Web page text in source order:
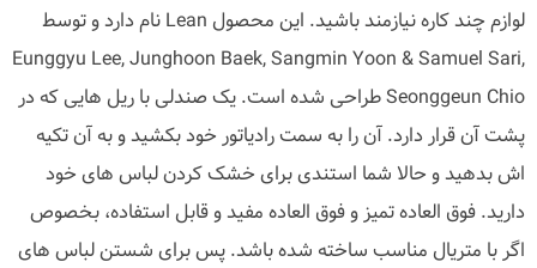
لوازم چند کاره نیازمند باشید. این محصول Lean نام دارد و توسط
Eunggyu Lee, Junghoon Baek, Sangmin Yoon & Samuel Sari,
Seonggeun Chio طراحی شده است. یک صندلی با ریل هایی که در
پشت آن قرار دارد. آن را به سمت رادیاتور خود بکشید و به آن تکیه
اش بدهید و حالا شما استندی برای خشک کردن لباس های خود
دارید. فوق العاده تمیز و فوق العاده مفید و قابل استفاده، بخصوص
اگر با متریال مناسب ساخته شده باشد. پس برای شستن لباس های